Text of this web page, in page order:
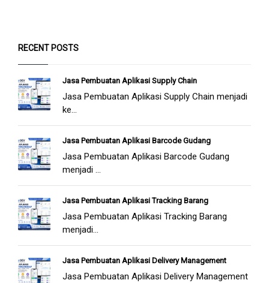
RECENT POSTS
Jasa Pembuatan Aplikasi Supply Chain
Jasa Pembuatan Aplikasi Supply Chain menjadi
ke...
Jasa Pembuatan Aplikasi Barcode Gudang
Jasa Pembuatan Aplikasi Barcode Gudang
menjadi ...
Jasa Pembuatan Aplikasi Tracking Barang
Jasa Pembuatan Aplikasi Tracking Barang
menjadi...
Jasa Pembuatan Aplikasi Delivery Management
Jasa Pembuatan Aplikasi Delivery Management